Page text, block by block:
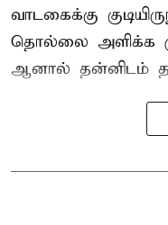
வாடகைக்கு
தொல்லை அளிக்க
ஆனால் தன்னிடம்